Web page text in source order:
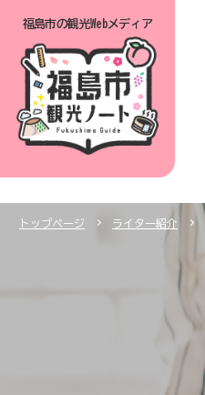
福島市の観光Webメディア
トップページ ライター紹介